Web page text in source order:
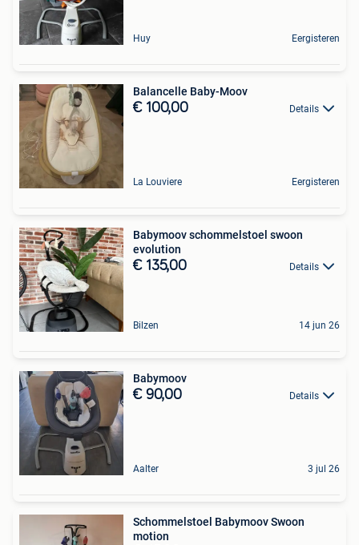
Huy Eergisteren
Balancelle Baby-Moov
€ 100,00 Details
La Louviere Eergisteren
Babymoov schommelstoel swoon
evolution
€ 135,00 Details
Bilzen 14 jun 26
Babymoov
€ 90,00 Details
Aalter 3 jul 26
Schommelstoel Babymoov Swoon
motion